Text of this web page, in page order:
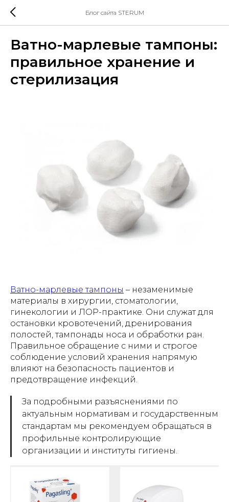
Блог сайта STERUM
Ватно-марлевые тампоны:
правильное хранение и
стерилизация
Ватно-марлевые тампоны – незаменимые
материалы в хирургии, стоматологии,
гинекологии и ЛОР-практике. Они служат для
остановки кровотечений, дренирования
полостей, тампонады носа и обработки ран.
Правильное обращение с ними и строгое
соблюдение условий хранения напрямую
влияют на безопасность пациентов и
предотвращение инфекций.
За подробными разъяснениями по
актуальным нормативам и государственным
стандартам мы рекомендуем обращаться в
профильные контролирующие
организации и институты гигиены.